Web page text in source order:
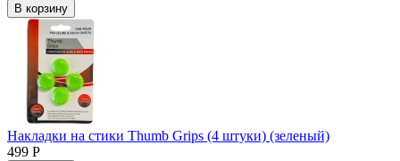
В корзину
Накладки на стики Thumb Grips (4 штуки) (зеленый)
499 Р